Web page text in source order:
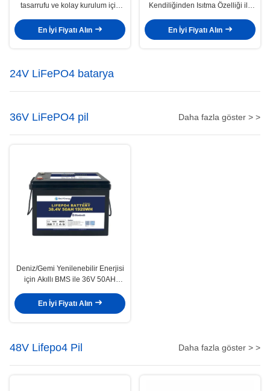
tasarrufu ve kolay kurulum için
En İyi Fiyatı Alın
Kendiliğinden Isıtma Özelliği ile
Özellikli 12V 180AH RV Aküsü
En İyi Fiyatı Alın
24V LiFePO4 batarya
36V LiFePO4 pil Daha fazla göster > >
Deniz/Gemi Yenilenebilir Enerjisi
için Akıllı BMS ile 36V 50AH
En İyi Fiyatı Alın
48V Lifepo4 Pil Daha fazla göster > >